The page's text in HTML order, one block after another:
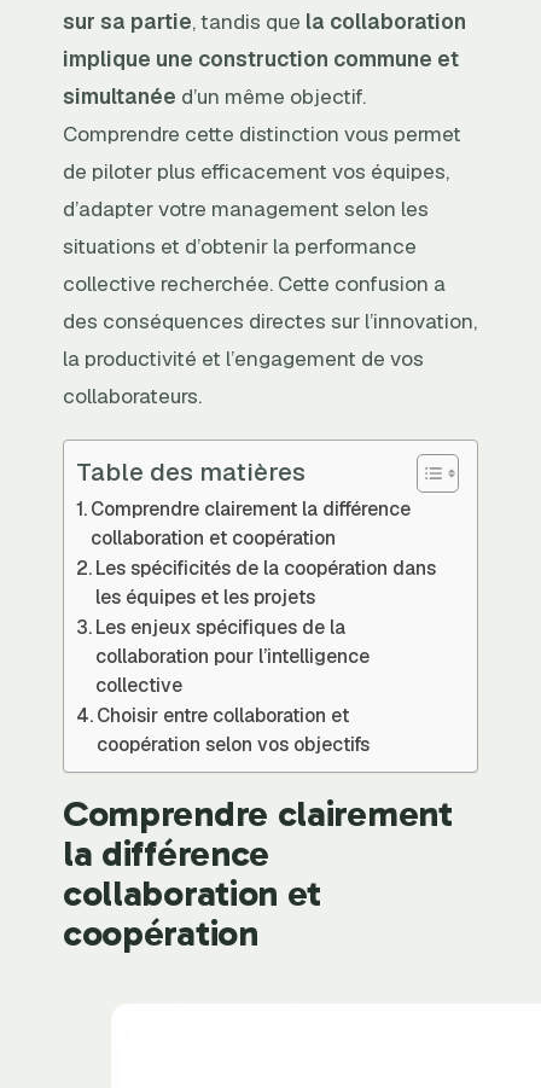
sur sa partie, tandis que la collaboration
implique une construction commune et
simultanée d’un même objectif.
Comprendre cette distinction vous permet
de piloter plus efficacement vos équipes,
d’adapter votre management selon les
situations et d’obtenir la performance
collective recherchée. Cette confusion a
des conséquences directes sur l’innovation,
la productivité et l’engagement de vos
collaborateurs.
Table des matières
Comprendre clairement la différence
collaboration et coopération
Les spécificités de la coopération dans
les équipes et les projets
Les enjeux spécifiques de la
collaboration pour l’intelligence
collective
Choisir entre collaboration et
coopération selon vos objectifs
Comprendre clairement
la différence
collaboration et
coopération